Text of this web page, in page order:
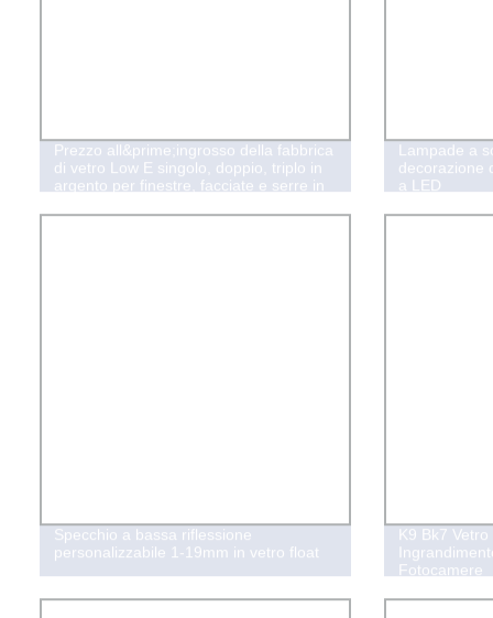
Prezzo all&prime;ingrosso della fabbrica
di vetro Low E singolo, doppio, triplo in
argento per finestre, facciate e serre in
Lampade a
decorazione
a LED
Specchio a bassa riflessione
personalizzabile 1-19mm in vetro float
K9 Bk7
Fotocamere